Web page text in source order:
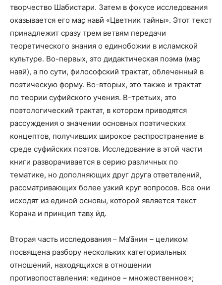
творчество Шабистари. Затем в фокусе исследования
оказывается его мас̱ навӣ «Цветник тайны». Этот текст
принадлежит сразу трем ветвям передачи
теоретического знания о единобожии в исламской
культуре. Во-первых, это дидактическая поэма (мас̱
навӣ), а по сути, философский трактат, облеченный в
поэтическую форму. Во-вторых, это также и трактат
по теории суфийского учения. В-третьих, это
поэтологический трактат, в котором приводятся
рассуждения о значении основных поэтических
концептов, получивших широкое распространение в
среде суфийских поэтов. Исследование в этой части
книги разворачивается в серию различных по
тематике, но дополняющих друг друга ответвлений,
рассматривающих более узкий круг вопросов. Все они
исходят из единой основы, которой является текст
Корана и принцип тавх̣ ӣд.
Вторая часть исследования – Ма‘а̄нин – целиком
посвящена разбору нескольких категориальных
отношений, находящихся в отношении
противопоставления: «единое – множественное»;